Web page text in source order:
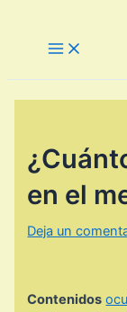
Main
Menu
en el
Deja un
Contenidos